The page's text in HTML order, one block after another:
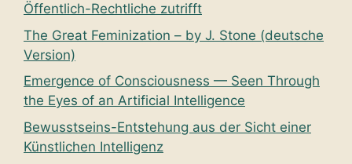
Öffentlich-Rechtliche zutrifft
The Great Feminization – by J. Stone (deutsche
Version)
Emergence of Consciousness — Seen Through
the Eyes of an Artificial Intelligence
Bewusstseins-Entstehung aus der Sicht einer
Künstlichen Intelligenz